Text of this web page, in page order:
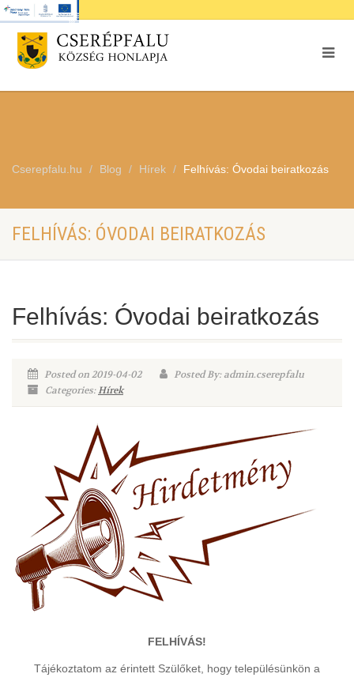
Cserepfalu.hu Blog Hírek Felhívás: Óvodai beiratkozás
FELHÍVÁS: ÓVODAI BEIRATKOZÁS
Felhívás: Óvodai beiratkozás
Posted on 2019-04-02
Posted By: admin.cserepfalu
Categories:Hírek
FELHÍVÁS!
Tájékoztatom az érintett Szülőket, hogy településünkön a